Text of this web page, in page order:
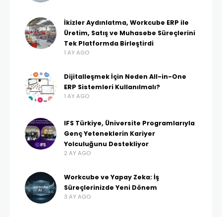
İkizler Aydınlatma, Workcube ERP ile
Üretim, Satış ve Muhasebe Süreçlerini
Tek Platformda Birleştirdi
1 AY AGO
Dijitalleşmek İçin Neden All-in-One
ERP Sistemleri Kullanılmalı?
1 AY AGO
IFS Türkiye, Üniversite Programlarıyla
Genç Yeteneklerin Kariyer
Yolculuğunu Destekliyor
2 AY AGO
Workcube ve Yapay Zeka: İş
Süreçlerinizde Yeni Dönem
3 AY AGO